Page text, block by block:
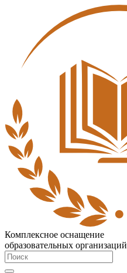
Комплексное оснащение
образовательных организаций